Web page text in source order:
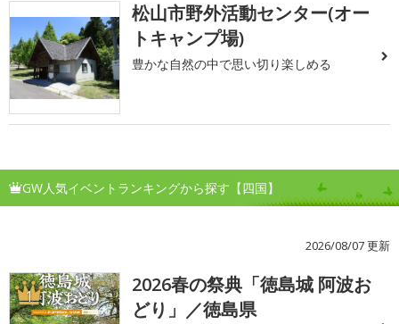
松山市野外活動センター(オー
トキャンプ場)
豊かな自然の中で思い切り楽しめる
GW人気イベントランキングから探す【四国】
2026/08/07 更新
1
2026春の祭典「徳島城 阿波お
どり」／徳島県